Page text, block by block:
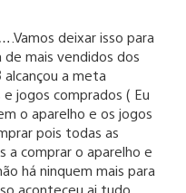
deixar isso para
de mais vendidos dos
alcançou a meta
jogos comprados ( Eu
o aparelho e os jogos
pois todas as
a comprar o aparelho e
há ninquem mais para
aconteceu ai tudo